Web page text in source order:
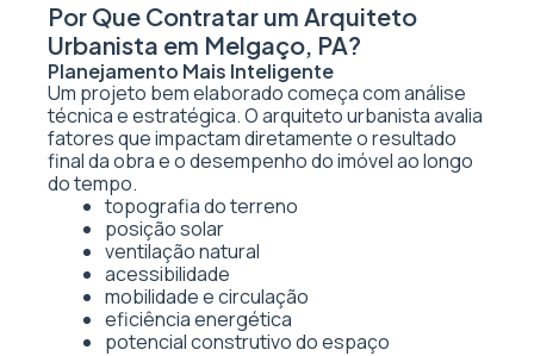
Por Que Contratar um Arquiteto
Urbanista em Melgaço, PA?
Planejamento Mais Inteligente
Um projeto bem elaborado começa com análise
técnica e estratégica. O arquiteto urbanista avalia
fatores que impactam diretamente o resultado
final da obra e o desempenho do imóvel ao longo
do tempo.
topografia do terreno
posição solar
ventilação natural
acessibilidade
mobilidade e circulação
eficiência energética
potencial construtivo do espaço